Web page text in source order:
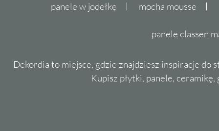
panele w jodełkę mocha mousse
panele classen
Dekordia to miejsce, gdzie znajdziesz inspiracje do
Kupisz płytki, panele,